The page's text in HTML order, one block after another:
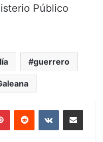
Público
guerrero